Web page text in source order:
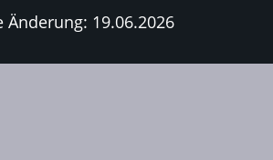
Änderung: 19.06.2026